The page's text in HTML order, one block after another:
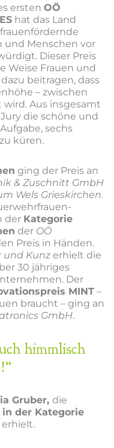
ersten OÖ
hat das Land
Menschen vor
Dieser Preis
Weise Frauen und
beitragen, dass
– zwischen
wird. Aus insgesamt
die schöne und
sechs
küren.
ging der Preis an
& Zuschnitt GmbH
Wels Grieskirchen.
der Kategorie
der OÖ
Preis in Händen.
und Kunzerhielt die
30 jähriges
Der
MINT–
braucht – ging an
GmbH.
himmlisch
Gruber, die
der Kategorie
erhielt.